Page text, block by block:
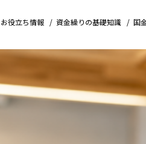
お役立ち情報 資金繰りの基礎知識 国